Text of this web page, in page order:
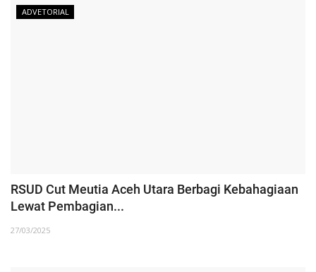
ADVETORIAL
RSUD Cut Meutia Aceh Utara Berbagi Kebahagiaan
Lewat Pembagian...
27/03/2025